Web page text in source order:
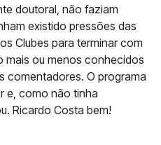
doutoral, não faziam
existido pressões das
Clubes para terminar com
mais ou menos conhecidos
comentadores. O programa
e, como não tinha
Ricardo Costa bem!